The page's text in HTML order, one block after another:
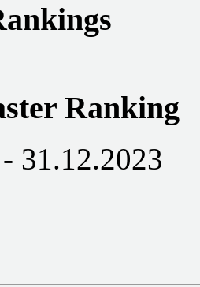
Ranking
31.12.2023